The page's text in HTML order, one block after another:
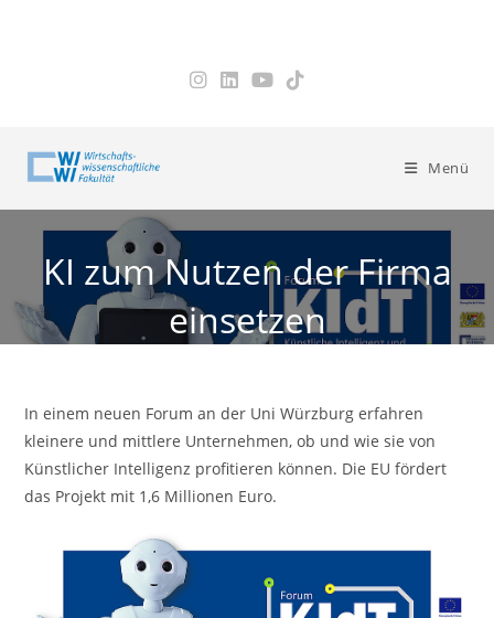
Menü
KI zum Nutzen der Firma
einsetzen
In einem neuen Forum an der Uni Würzburg erfahren
kleinere und mittlere Unternehmen, ob und wie sie von
Künstlicher Intelligenz profitieren können. Die EU fördert
das Projekt mit 1,6 Millionen Euro.